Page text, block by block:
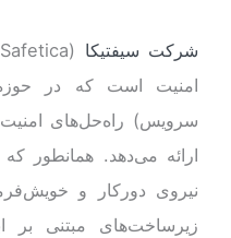
شرکت سیفتیکا
سرویس) راه‌حل‌های
ارائه می‌دهد. همانطور
نیروی دورکار و
زیرساخت‌های مبتنی بر